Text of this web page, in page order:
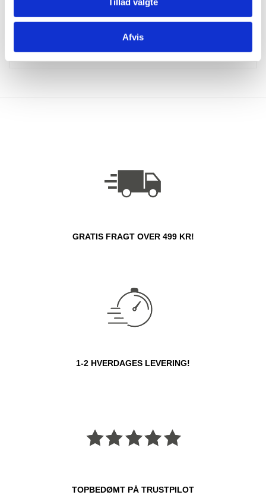
Afvis
og tage det med på golfbanen, hvor det kan testes af
inden længe. Køb afgolfudstyr fra Jyske Golfboldeer
altid et godt valg, og vi glæder os til at sende din bestilling
GRATIS FRAGT OVER 499 KR!
1-2 HVERDAGES LEVERING!
TOPBEDØMT PÅ TRUSTPILOT